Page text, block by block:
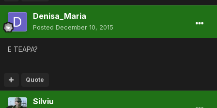
Denisa_Maria
Posted December 10, 2015
E TEAPA?
Quote
Silviu